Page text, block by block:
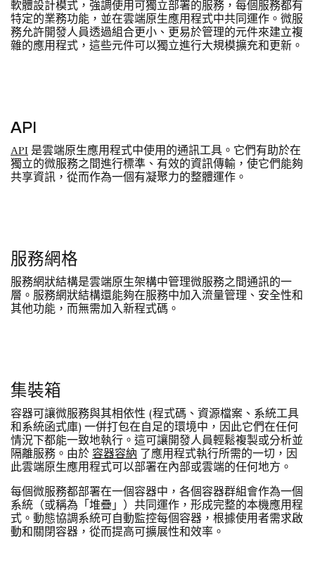
軟體設計模式，強調使用可獨立部署的服務，每個服務都有
特定的業務功能，並在雲端原生應用程式中共同運作。微服
務允許開發人員透過組合更小、更易於管理的元件來建立複
雜的應用程式，這些元件可以獨立進行大規模擴充和更新。
API
API 是雲端原生應用程式中使用的通訊工具。它們有助於在
獨立的微服務之間進行標準、有效的資訊傳輸，使它們能夠
共享資訊，從而作為一個有凝聚力的整體運作。
服務網格
服務網狀結構是雲端原生架構中管理微服務之間通訊的一
層。服務網狀結構還能夠在服務中加入流量管理、安全性和
其他功能，而無需加入新程式碼。
集裝箱
容器可讓微服務與其相依性 (程式碼、資源檔案、系統工具
和系統函式庫) 一併打包在自足的環境中，因此它們在任何
情況下都能一致地執行。這可讓開發人員輕鬆複製或分析並
隔離服務。由於 容器容納
了應用程式執行所需的一切，因
此雲端原生應用程式可以部署在內部或雲端的任何地方。
每個微服務都部署在一個容器中，各個容器群組會作為一個
系統（或稱為「堆疊」）共同運作，形成完整的本機應用程
式。動態協調系統可自動監控每個容器，根據使用者需求啟
動和關閉容器，從而提高可擴展性和效率。